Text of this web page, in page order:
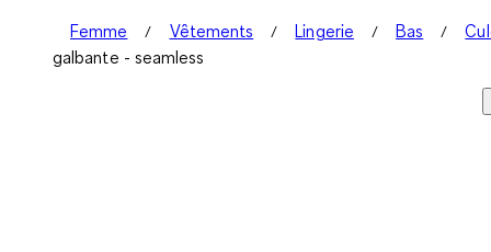
Femme Vêtements Lingerie Bas
galbante - seamless